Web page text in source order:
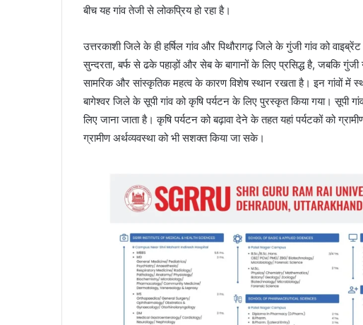
बीच यह गांव तेजी से लोकप्रिय हो रहा है।
उत्तरकाशी जिले के ही हर्षिल गांव और पिथौरागढ़ जिले के गुंजी गांव को
सुन्दरता, बर्फ से ढके पहाड़ों और सेब के बागानों के लिए प्रसिद्ध है, जबकि
सामरिक और सांस्कृतिक महत्व के कारण विशेष स्थान रखता है। इन गांवों
बागेश्वर जिले के सूपी गांव को कृषि पर्यटन के लिए पुरस्कृत किया गया। सूपी
लिए जाना जाता है। कृषि पर्यटन को बढ़ावा देने के तहत यहां पर्यटकों को
ग्रामीण अर्थव्यवस्था को भी सशक्त किया जा सके।